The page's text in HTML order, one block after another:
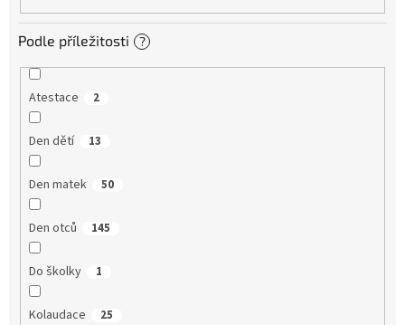
Podle příležitosti ?
Atestace 2
Den dětí 13
Den matek 50
Den otců 145
Do školky 1
Kolaudace 25